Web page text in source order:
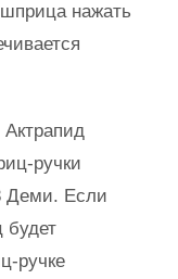
нажать
ручки
Деми. Если
будет
ручке